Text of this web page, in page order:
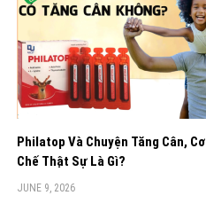
Philatop Và Chuyện Tăng Cân, Cơ
Chế Thật Sự Là Gì?
JUNE 9, 2026